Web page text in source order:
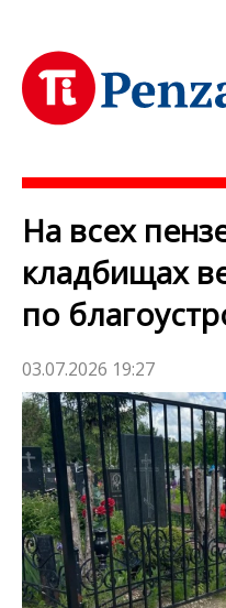
На всех
кладбищах
по
03.07.2026 19:27